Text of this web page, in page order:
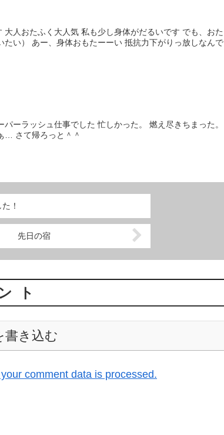
大人おたふく大人気 私も少し身体がだるいです でも、おた
たい） あー、身体おもたーーい 抵抗力下がりっ放しなんで
ーラッシュ仕事でした 忙しかった。 燃え尽きちまった。
… さて帰ろっと＾＾
！
先日の宿
ト
書き込む
comment data is processed.